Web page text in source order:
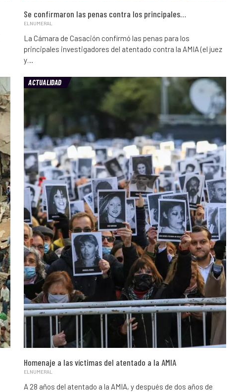
Se confirmaron las penas contra los principales…
ELNUMERAL
La Cámara de Casación confirmó las penas para los
principales investigadores del atentado contra la AMIA (el juez
y…
ACTUALIDAD
Homenaje a las víctimas del atentado a la AMIA
ELNUMERAL
A 28 años del atentado a la AMIA, y después de dos años de